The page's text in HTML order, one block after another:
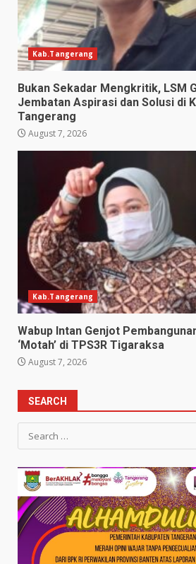
Kab.Tangerang
Bukan Sekadar Mengkritik, LSM
Jembatan Aspirasi dan Solusi di
Tangerang
August 7, 2026
Kab.Tangerang
Wabup Intan Genjot
‘Motah’ di TPS3R Tigaraksa
August 7, 2026
SEARCH
Search
for: